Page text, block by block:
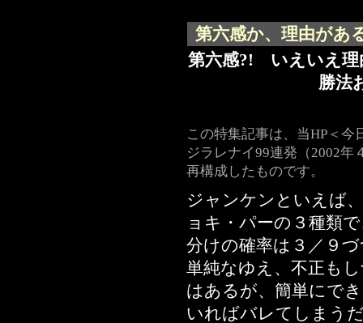
第六感か、理由が
第六感?! いえいえ理
勝法
この特集記事は、当HP＜
ジラレナイ99連発（2002年
再構成したものです。
ジャンケンといえば
ョキ・パーの３種類
分けの確率は３／９
単純なゆえ、不正も
はあるが、簡単にで
いればバレてしまう